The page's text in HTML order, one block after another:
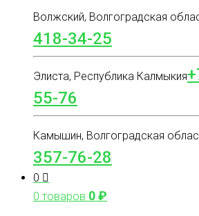
Волжский, Волгоградская
418-34-25
Элиста, Республика Калмыкия
55-76
Камышин, Волгоградская
357-76-28
0
0 товаров 0₽